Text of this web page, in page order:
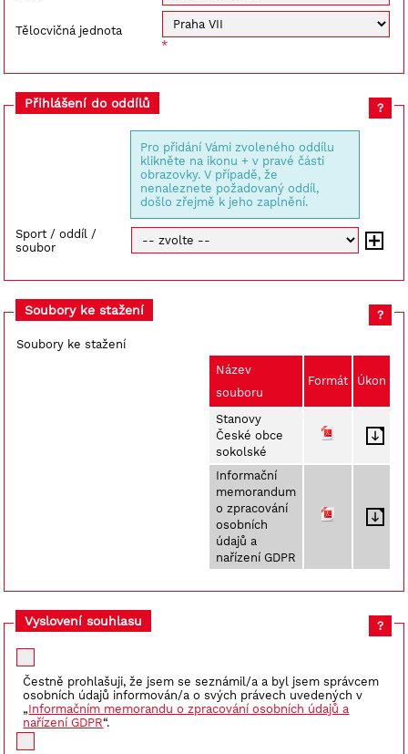
Tělocvičná jednota
Přihlášení do oddílů ?
Pro přidání Vámi zvoleného oddílu
klikněte na ikonu + v pravé části
obrazovky. V případě, že
nenaleznete požadovaný oddíl,
došlo zřejmě k jeho zaplnění.
Sport / oddíl /
soubor
Soubory ke stažení ?
Soubory ke stažení
Název
souboru
Formát Úkon
Stanovy
České obce
sokolské
Informační
memorandum
o zpracování
osobních
údajů a
nařízení GDPR
Vyslovení souhlasu ?
Čestně prohlašuji, že jsem se seznámil/a a byl jsem správcem
osobních údajů informován/a o svých právech uvedených v
„Informačním memorandu o zpracování osobních údajů a
nařízení GDPR“.